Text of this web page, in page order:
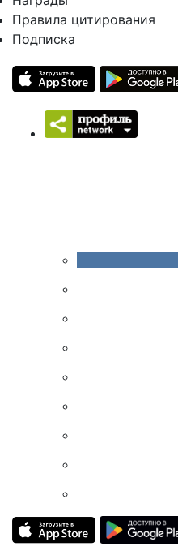
Правила цитирования
Подписка